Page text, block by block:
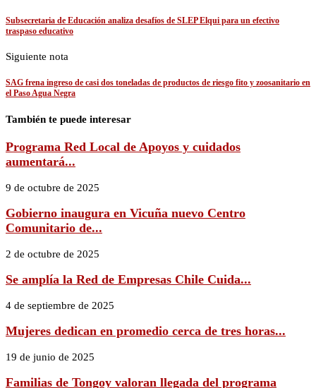
Subsecretaria de Educación analiza desafíos de SLEP Elqui para un efectivo
traspaso educativo
Siguiente nota
SAG frena ingreso de casi dos toneladas de productos de riesgo fito y zoosanitario en
el Paso Agua Negra
También te puede interesar
Programa Red Local de Apoyos y cuidados
aumentará...
9 de octubre de 2025
Gobierno inaugura en Vicuña nuevo Centro
Comunitario de...
2 de octubre de 2025
Se amplía la Red de Empresas Chile Cuida...
4 de septiembre de 2025
Mujeres dedican en promedio cerca de tres horas...
19 de junio de 2025
Familias de Tongoy valoran llegada del programa